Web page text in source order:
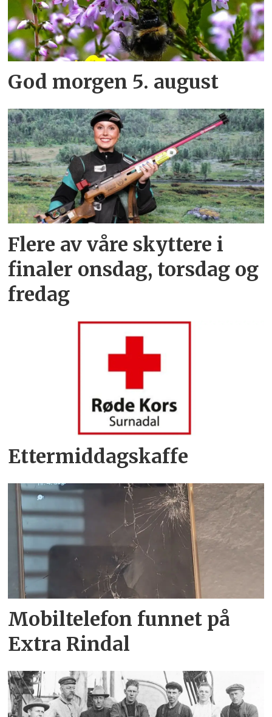
God morgen 5. august
Flere av våre skyttere i
finaler onsdag, torsdag og
fredag
Ettermiddagskaffe
Mobiltelefon funnet på
Extra Rindal